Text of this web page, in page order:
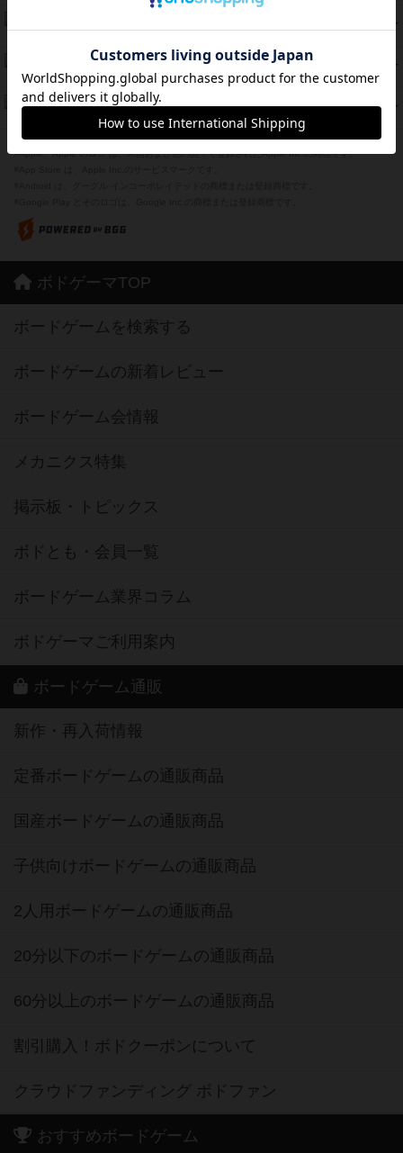
PT
紹介文あり 1件の投稿
PT
Bitter End ブタペスト救出作戦
紹介文なし 1件の投稿
42 PT
ドコジャン
紹介文あり 10件の投稿
※Apple、Apple のロゴ は、米国および他の国々で登録されたApple Inc.の商標です。
ボドゲーマTOP
ボードゲームを検索する
ボードゲームの新着レビュー
ボードゲーム会情報
メカニクス特集
掲示板・トピックス
ボドとも・会員一覧
ボードゲーム業界コラム
ボドゲーマご利用案内
ボードゲーム通販
新作・再入荷情報
定番ボードゲームの通販商品
国産ボードゲームの通販商品
子供向けボードゲームの通販商品
2人用ボードゲームの通販商品
20分以下のボードゲームの通販商品
60分以上のボードゲームの通販商品
割引購入！ボドクーポンについて
クラウドファンディング ボドファン
おすすめボードゲーム